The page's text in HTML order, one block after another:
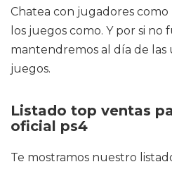
Chatea con jugadores como
los juegos como. Y por si no
mantendremos al día de las
juegos.
Listado top ventas
oficial ps4
Te mostramos nuestro